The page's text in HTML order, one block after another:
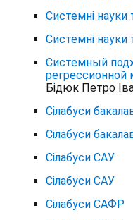
Системні науки
Системні науки
Системный
Бідюк Петро
Сілабуси
Сілабуси
Сілабуси САУ
Сілабуси САУ
Сілабуси САФР